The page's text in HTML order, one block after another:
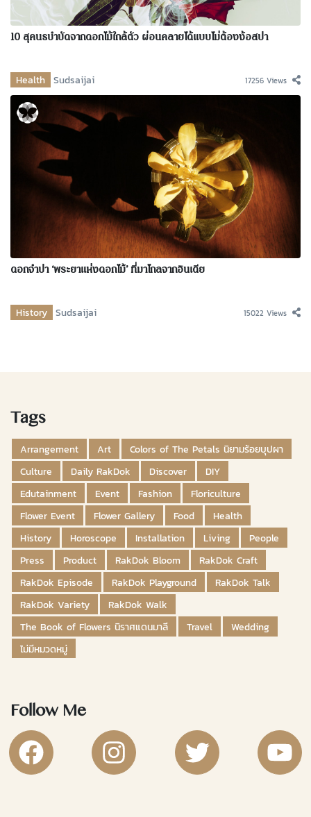
10 สุคนธบำบัดจากดอกไม้ใกล้ตัว ผ่อนคลายได้แบบไม่ต้องง้อสปา
Health Sudsaijai 17256 Views
ดอกจำปา ‘พระยาแห่งดอกไม้’ ที่มาไกลจากอินเดีย
History Sudsaijai 15022 Views
Tags
Arrangement Art
Colors of The Petals นิยามร้อยบุปผา
Culture
Daily RakDok Discover
DIY
Edutainment
Event Fashion
Floriculture
Flower Event
Flower Gallery Food
Health
History
Horoscope Installation Living
People
Press
Product RakDok Bloom
RakDok Craft
RakDok Episode
RakDok Playground
RakDok Talk
RakDok Variety
RakDok Walk
The Book of Flowers นิราศแดนมาลี
Travel
Wedding
ไม่มีหมวดหมู่
Follow Me
RakDok Channel FacebookRakDok Channel Instagram
RakDok Twitter Rakdok